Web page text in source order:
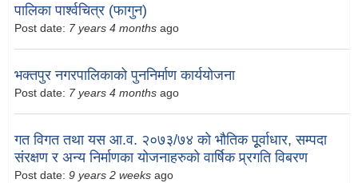
पालिका पार्श्वचित्र (फागुन)
Post date: 7 years 4 months ago
भक्तपुर नगरपालिकाको पुननिर्माण कार्ययोजना
Post date: 7 years 4 months ago
गत विगत तथा यस आ.व. २०७३/७४ को भौतिक पूूर्वाधार, सम्पदा
संरक्षण र अन्य निर्माणका योजनाहरुको वार्षिक प्र्रगति विबरण
Post date: 9 years 2 weeks ago